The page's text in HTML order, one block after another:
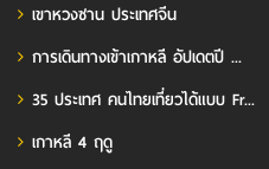
เขาหวงซาน ประเทศจีน
การเดินทางเข้าเกาหลี อัปเดตปี ...
35 ประเทศ คนไทยเที่ยวได้แบบ Fr...
เกาหลี 4 ฤดู